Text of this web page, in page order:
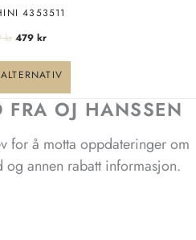
4353511
kr 479 kr
Alternativene
velges
produktsiden
FRA OJ HANSSEN
for å motta oppdateringer om
og annen rabatt informasjon.